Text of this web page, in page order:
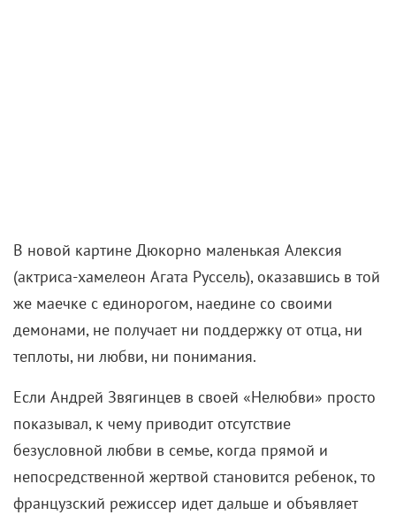
В новой картине Дюкорно маленькая Алексия
(актриса-хамелеон Агата Руссель), оказавшись в той
же маечке с единорогом, наедине со своими
демонами, не получает ни поддержку от отца, ни
теплоты, ни любви, ни понимания.
Если Андрей Звягинцев в своей «Нелюбви» просто
показывал, к чему приводит отсутствие
безусловной любви в семье, когда прямой и
непосредственной жертвой становится ребенок, то
французский режиссер идет дальше и объявляет